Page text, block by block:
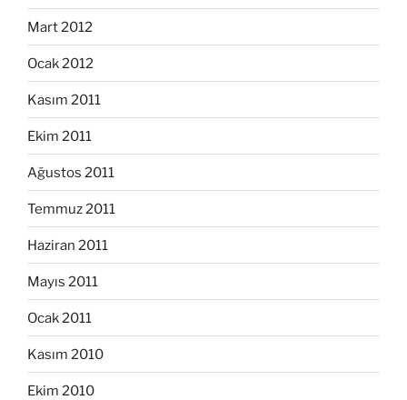
Mart 2012
Ocak 2012
Kasım 2011
Ekim 2011
Ağustos 2011
Temmuz 2011
Haziran 2011
Mayıs 2011
Ocak 2011
Kasım 2010
Ekim 2010